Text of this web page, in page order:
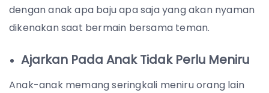
dengan anak apa baju apa saja yang akan nyaman
dikenakan saat bermain bersama teman.
Ajarkan Pada Anak Tidak Perlu Meniru
Anak-anak memang seringkali meniru orang lain